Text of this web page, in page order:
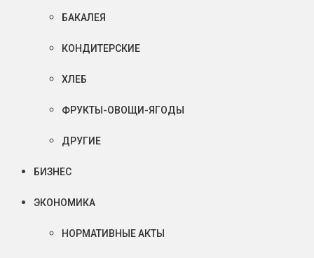
БАКАЛЕЯ
КОНДИТЕРСКИЕ
ХЛЕБ
ФРУКТЫ-ОВОЩИ-ЯГОДЫ
ДРУГИЕ
БИЗНЕС
ЭКОНОМИКА
НОРМАТИВНЫЕ АКТЫ